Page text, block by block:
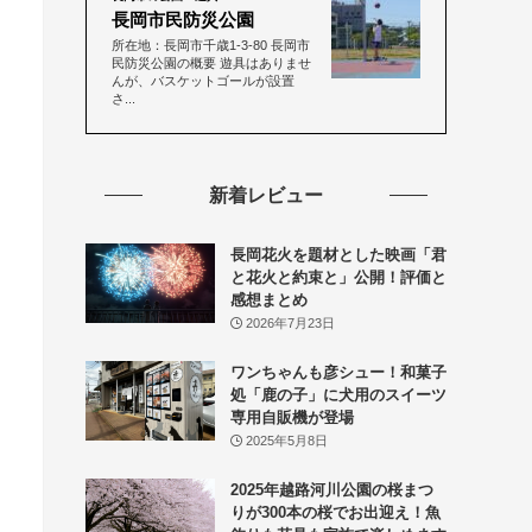
長岡市民防災公園
所在地：長岡市千歳1-3-80 長岡市
民防災公園の概要 遊具はありませ
んが、バスケットゴールが設置
さ...
新着レビュー
長岡花火を題材とした映画「君
と花火と約束と」公開！評価と
感想まとめ
2026年7月23日
ワンちゃんも彦シュー！和菓子
処「鹿の子」に犬用のスイーツ
専用自販機が登場
2025年5月8日
2025年越路河川公園の桜まつ
りが300本の桜でお出迎え！魚